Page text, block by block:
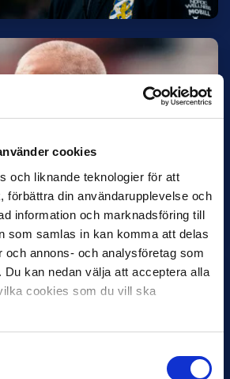
cookies
och liknande teknologier för att
förbättra din användarupplevelse och
information och marknadsföring till
som samlas in kan komma att delas
och annons- och analysföretag som
kan nedan välja att acceptera alla
cookies som du vill ska
i Malmö FF